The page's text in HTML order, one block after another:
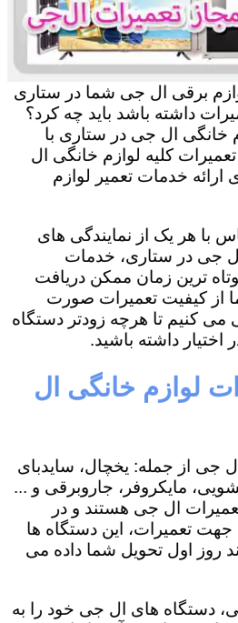
برقی ال جی شما در ستاری
داشته باشد باید چه کرد؟
خانگی ال جی در ستاری با
تعمیرات کلیه لوازم خانگی ال
ارائه خدمات تعمیر لوازم
با هر یک از نمایندگی های
جی در ستاری، خدمات
ترین زمان ممکن دریافت
از کیفیت تعمیرات صورت
می کنیم تا هرچه زودتر دستگاه
اختیار داشته باشید.
لوازم خانگی ال
جی از جمله: یخچال، سایدبای
مایکروفر، جاروبرقی و ...
ال جی هستند و در
تعمیرات، این دستگاه ها
روز اول تحویل شما داده می
دستگاه های ال جی خود را به